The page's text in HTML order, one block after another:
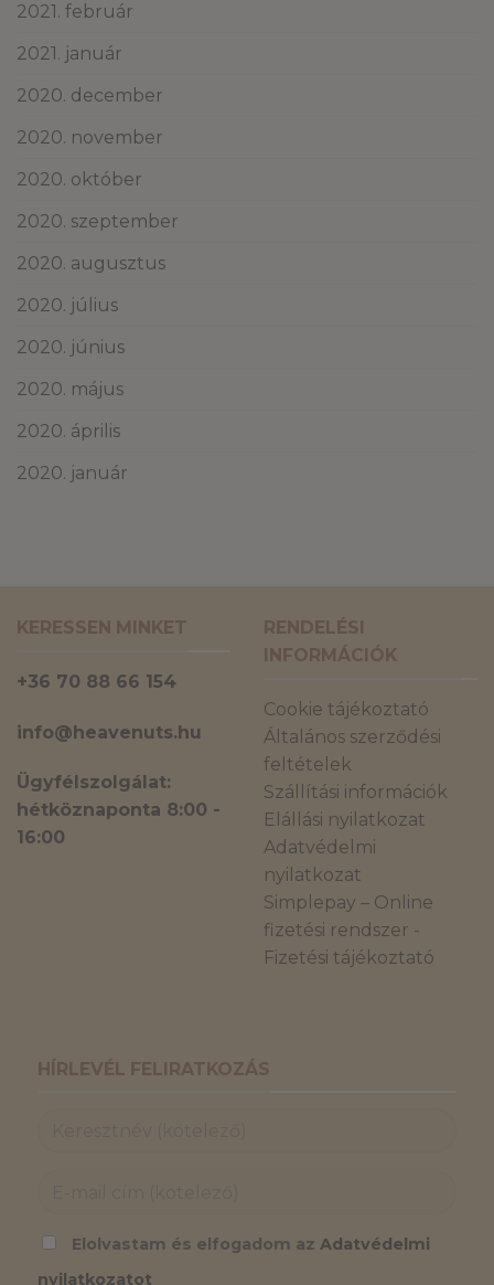
2021. február
2021. január
2020. december
2020. november
2020. október
2020. szeptember
2020. augusztus
2020. július
2020. június
2020. május
2020. április
2020. január
KERESSEN MINKET
+36 70 88 66 154
info@heavenuts.hu
Ügyfélszolgálat:
hétköznaponta 8:00 -
16:00
RENDELÉSI
INFORMÁCIÓK
Cookie tájékoztató
Általános szerződési
feltételek
Szállítási információk
Elállási nyilatkozat
Adatvédelmi
nyilatkozat
Simplepay – Online
fizetési rendszer -
Fizetési tájékoztató
HÍRLEVÉL FELIRATKOZÁS
Elolvastam és elfogadom az Adatvédelmi
nyilatkozatot